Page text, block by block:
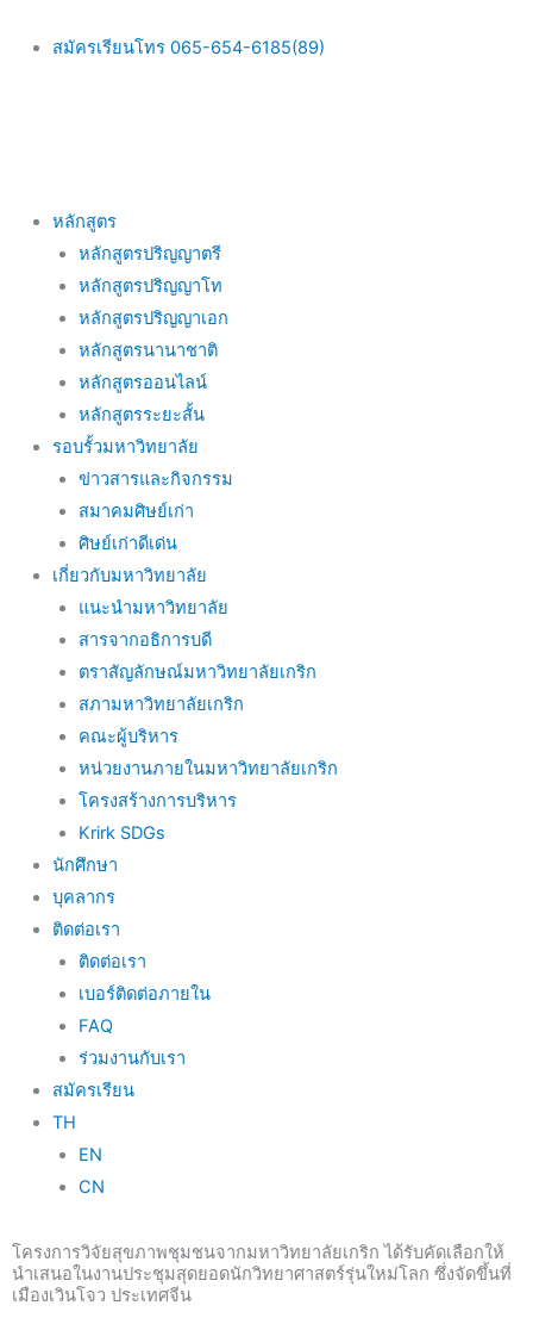
สมัครเรียนโทร 065-654-6185(89)
Main
หลักสูตร
หลักสูตรปริญญาตรี
หลักสูตรปริญญาโท
หลักสูตรปริญญาเอก
หลักสูตรนานาชาติ
หลักสูตรออนไลน์
หลักสูตรระยะสั้น
รอบรั้วมหาวิทยาลัย
ข่าวสารและกิจกรรม
สมาคมศิษย์เก่า
ศิษย์เก่าดีเด่น
เกี่ยวกับมหาวิทยาลัย
แนะนำมหาวิทยาลัย
สารจากอธิการบดี
ตราสัญลักษณ์มหาวิทยาลัยเกริก
สภามหาวิทยาลัยเกริก
คณะผู้บริหาร
หน่วยงานภายในมหาวิทยาลัยเกริก
โครงสร้างการบริหาร
Krirk SDGs
นักศึกษา
บุคลากร
ติดต่อเรา
ติดต่อเรา
เบอร์ติดต่อภายใน
FAQ
ร่วมงานกับเรา
สมัครเรียน
TH
EN
CN
โครงการวิจัยสุขภาพชุมชนจากมหาวิทยาลัยเกริก ได้รับคัดเลือกให้
นำเสนอในงานประชุมสุดยอดนักวิทยาศาสตร์รุ่นใหม่โลก ซึ่งจัดขึ้นที่
เมืองเวินโจว ประเทศจีน